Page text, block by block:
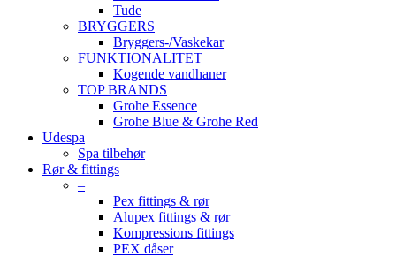
Tude
BRYGGERS
Bryggers-/Vaskekar
FUNKTIONALITET
Kogende vandhaner
TOP BRANDS
Grohe Essence
Grohe Blue & Grohe Red
Udespa
Spa tilbehør
Rør & fittings
–
Pex fittings & rør
Alupex fittings & rør
Kompressions fittings
PEX dåser